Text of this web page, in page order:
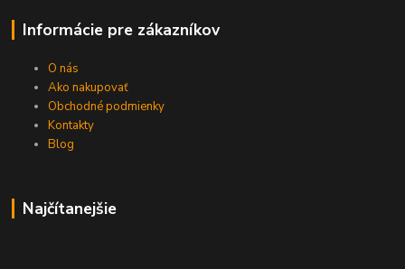
Informácie pre zákazníkov
O nás
Ako nakupovať
Obchodné podmienky
Kontakty
Blog
Najčítanejšie